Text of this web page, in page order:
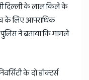
दिल्ली के लाल किले के
के लिए आपराधिक
ने बताया कि मामले
के दो डॉक्टर्स